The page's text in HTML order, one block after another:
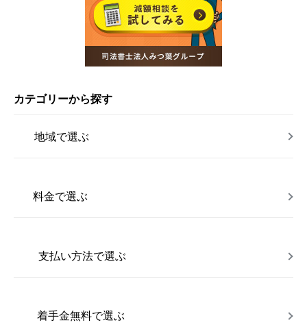
カテゴリーから探す
地域で選ぶ
料金で選ぶ
支払い方法で選ぶ
着手金無料で選ぶ